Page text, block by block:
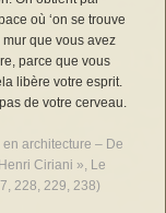
où ‘on se trouve
que vous avez
parce que vous
libère votre esprit.
de votre cerveau.
architecture – De
Ciriani », Le
228, 229, 238)